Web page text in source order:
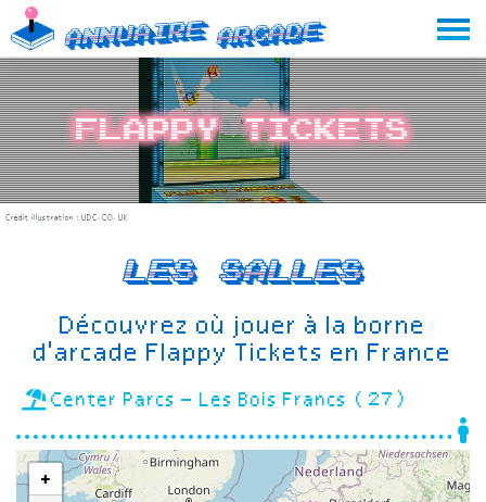
Skip
to
content
Annuaire Arcade
Crédit illustration : UDC.CO.UK
Flappy Tickets
Les salles
Découvrez où jouer à la borne
d'arcade Flappy Tickets en France
Center Parcs – Les Bois Francs (27)
+